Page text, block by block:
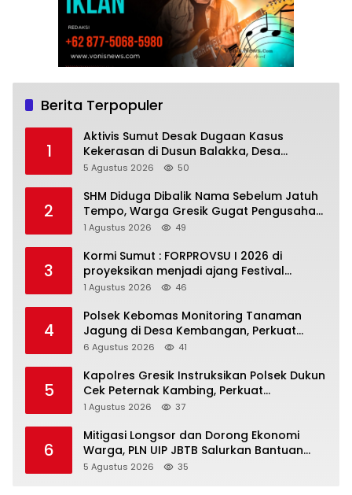
Berita Terpopuler
1
Aktivis Sumut Desak Dugaan Kasus
Kekerasan di Dusun Balakka, Desa
Gunung Malintang Diusut Tuntas
5 Agustus 2026 50
2
SHM Diduga Dibalik Nama Sebelum Jatuh
Tempo, Warga Gresik Gugat Pengusaha
Rokok dan Somasi Kepala Desa
1 Agustus 2026 49
3
Kormi Sumut : FORPROVSU I 2026 di
proyeksikan menjadi ajang Festival
Olahraga Masyarakat dengan Pegiat
1 Agustus 2026 46
4
Polsek Kebomas Monitoring Tanaman
Jagung di Desa Kembangan, Perkuat
Dukungan Ketahanan Pangan Nasional
6 Agustus 2026 41
5
Kapolres Gresik Instruksikan Polsek Dukun
Cek Peternak Kambing, Perkuat
Ketahanan Pangan Nasional
1 Agustus 2026 37
6
Mitigasi Longsor dan Dorong Ekonomi
Warga, PLN UIP JBTB Salurkan Bantuan
Konservasi 4.000 Pohon Aren Genjah Asal
5 Agustus 2026 35